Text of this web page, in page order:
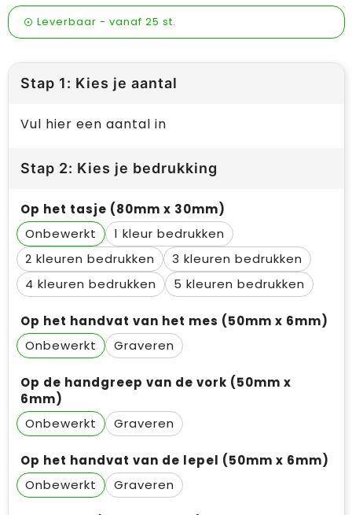
Leverbaar - vanaf 25 st.
Stap 1: Kies je aantal
Vul hier een aantal in
Stap 2: Kies je bedrukking
Op het tasje (80mm x 30mm)
Onbewerkt
1
2
3
4
5
Op het handvat van het mes (50mm x 6mm)
Onbewerkt
Graveren
Op de handgreep van de vork (50mm x
6mm)
Onbewerkt
Graveren
Op het handvat van de lepel (50mm x 6mm)
Onbewerkt
Graveren